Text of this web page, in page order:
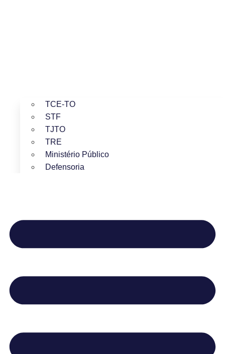
TCE-TO
STF
TJTO
TRE
Ministério Público
Defensoria